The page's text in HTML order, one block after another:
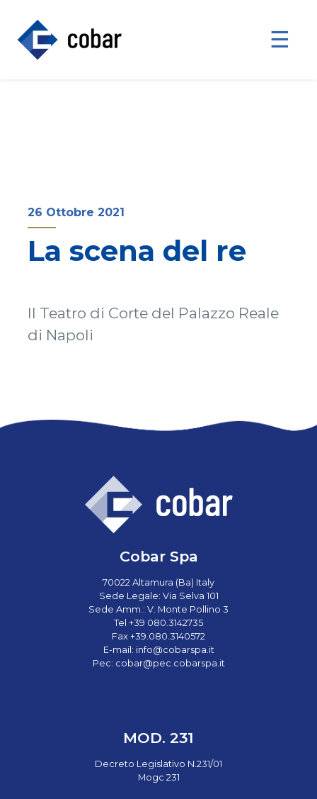
☰
26 Ottobre 2021
La scena del re
Il Teatro di Corte del Palazzo Reale
di Napoli
Cobar Spa
70022 Altamura (Ba) Italy
Sede Legale: Via Selva 101
Sede Amm.: V. Monte Pollino 3
Tel +39 080.3142735
Fax +39.080.3140572
E-mail: info@cobarspa.it
Pec: cobar@pec.cobarspa.it
MOD. 231
Decreto Legislativo N.231/01
Mogc 231